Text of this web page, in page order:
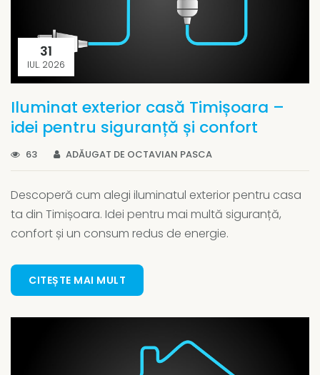
31
IUL. 2026
Iluminat exterior casă Timișoara –
idei pentru siguranță și confort
63 ADĂUGAT DE OCTAVIAN PASCA
Descoperă cum alegi iluminatul exterior pentru casa
ta din Timișoara. Idei pentru mai multă siguranță,
confort și un consum redus de energie.
CITEȘTE MAI MULT